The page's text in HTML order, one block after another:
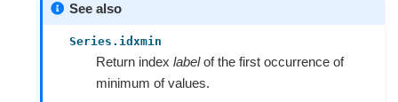
See also
Series.idxmin
Return index labelof the first occurrence of
minimum of values.